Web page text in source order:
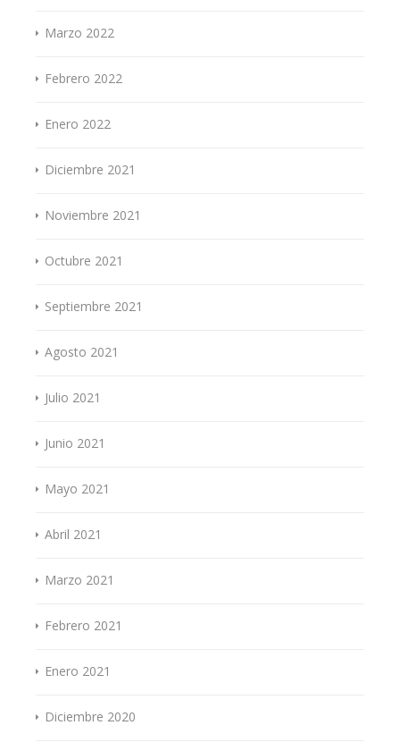
Marzo 2022
Febrero 2022
Enero 2022
Diciembre 2021
Noviembre 2021
Octubre 2021
Septiembre 2021
Agosto 2021
Julio 2021
Junio 2021
Mayo 2021
Abril 2021
Marzo 2021
Febrero 2021
Enero 2021
Diciembre 2020